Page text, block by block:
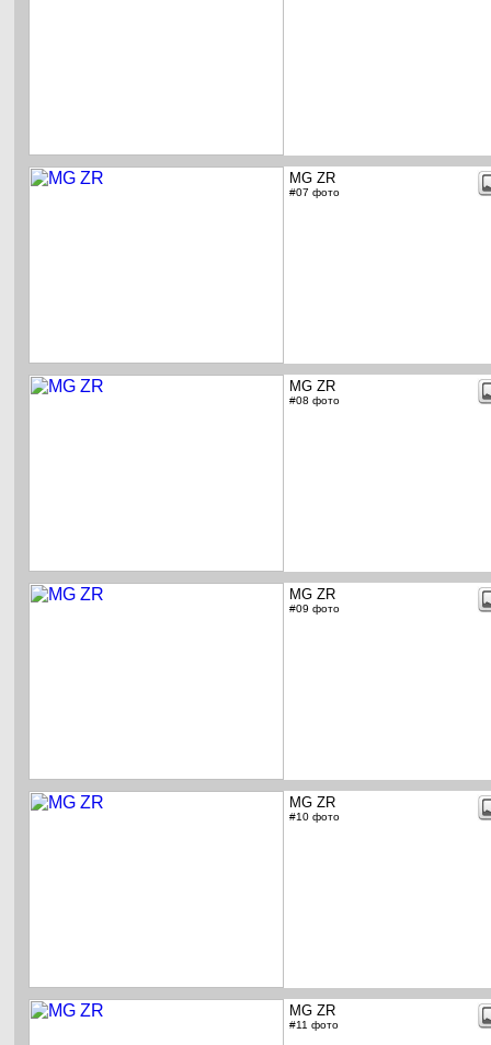
MG ZR
#07 фото
MG ZR
#08 фото
MG ZR
#09 фото
MG ZR
#10 фото
MG ZR
#11 фото